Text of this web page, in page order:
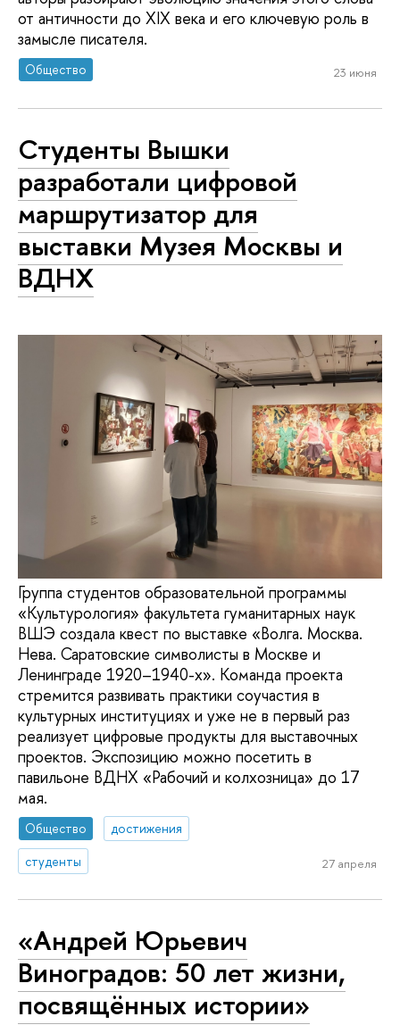
от античности до XIX века и его ключевую роль в
замысле писателя.
Общество 23 июня
Студенты Вышки
разработали цифровой
маршрутизатор для
выставки Музея Москвы и
ВДНХ
Группа студентов образовательной программы
«Культурология» факультета гуманитарных наук
ВШЭ создала квест по выставке «Волга. Москва.
Нева. Саратовские символисты в Москве и
Ленинграде 1920–1940-х». Команда проекта
стремится развивать практики соучастия в
культурных институциях и уже не в первый раз
реализует цифровые продукты для выставочных
проектов. Экспозицию можно посетить в
павильоне ВДНХ «Рабочий и колхозница» до 17
мая.
Общество
достижения
студенты
27 апреля
«Андрей Юрьевич
Виноградов: 50 лет жизни,
посвящённых истории»